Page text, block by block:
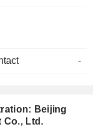
-
Beijing
Co., Ltd.